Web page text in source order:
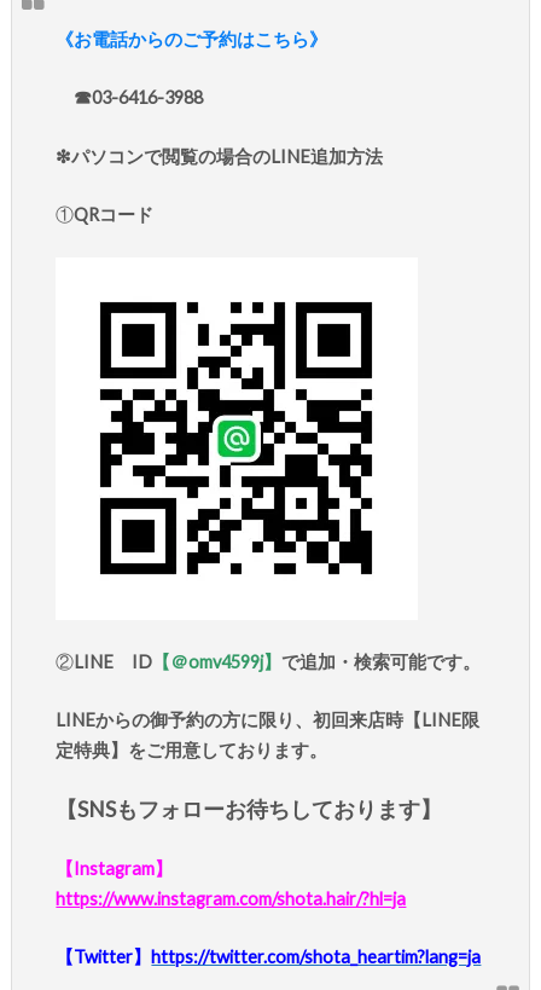
《お電話からのご予約はこちら》
☎︎03-6416-3988
❇︎パソコンで閲覧の場合のLINE追加方法
①QRコード
②LINE ID 【＠omv4599j】 で追加・検索可能です。
LINEからの御予約の方に限り、初回来店時【LINE限
定特典】をご用意しております。
【SNSもフォローお待ちしております】
【Instagram】
https://www.instagram.com/shota.hair/?hl=ja
【Twitter】https://twitter.com/shota_heartim?lang=ja